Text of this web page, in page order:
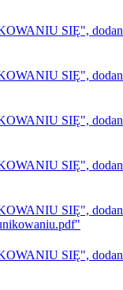
SIĘ",
SIĘ",
SIĘ",
SIĘ",
SIĘ",
SIĘ",